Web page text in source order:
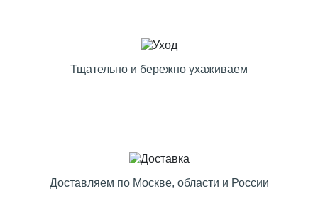
Тщательно и бережно ухаживаем
Доставляем по Москве, области и России